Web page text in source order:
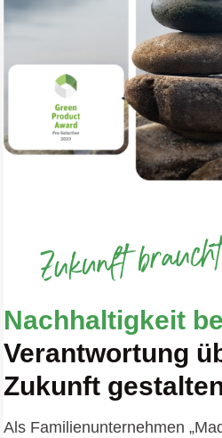
Nachhaltigkeit
Verantwortung
Zukunft
Als Familienunternehmen